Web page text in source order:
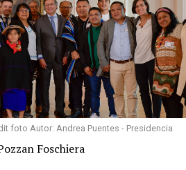
foto Autor: Andrea Puentes - Presidencia
Foschiera